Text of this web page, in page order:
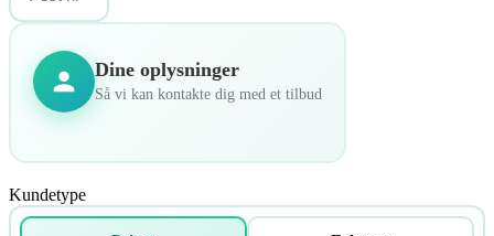
Dine oplysninger
Så vi kan kontakte dig med et tilbud
Kundetype